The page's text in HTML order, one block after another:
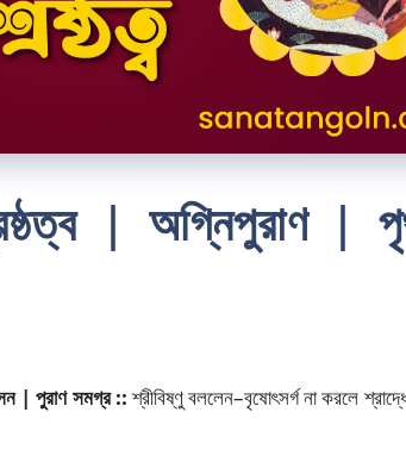
| অগ্নিপুরাণ |
| পুরাণ সমগ্র ::শ্রীবিষ্ণু বললেন–বৃষোৎসর্গ না করলে